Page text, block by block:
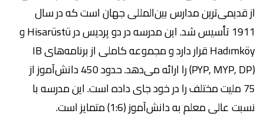
از قدیمی‌ترین مدارس بین‌المللی جهان است که در سال
1911 تأسیس شد. این مدرسه در دو پردیس در Hisarüstü و
Hadımköy قرار دارد و مجموعه کاملی از برنامه‌های IB
(PYP, MYP, DP) را ارائه می‌دهد. حدود 450 دانش‌آموز از
75 ملیت مختلف را در خود جای داده است. این مدرسه با
نسبت عالی معلم به دانش‌آموز (1:6) متمایز است.